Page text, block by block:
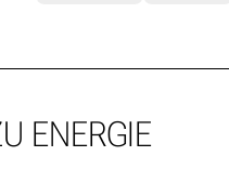
ENERGIE